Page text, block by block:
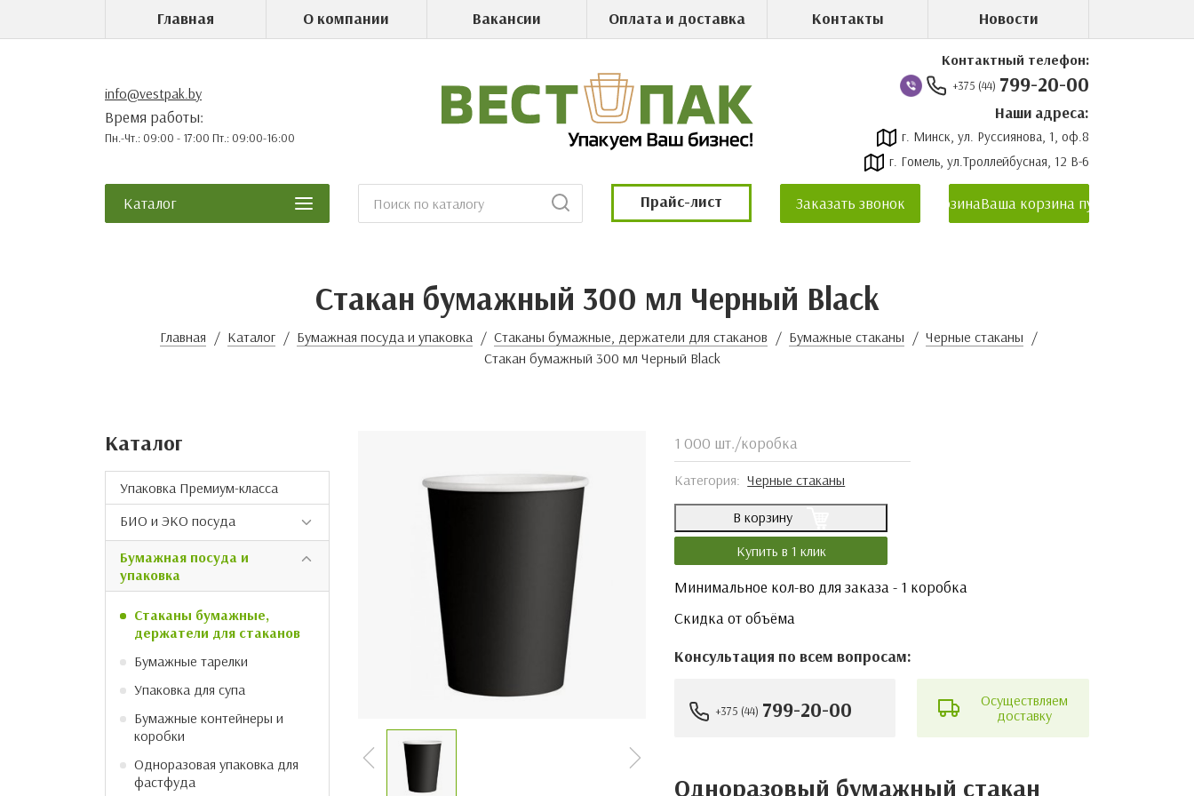
Главная О компании Вакансии Оплата и доставка Контакты Новости
info@vestpak.by
Время работы:
Пн.-Чт.: 09:00 - 17:00 Пт.: 09:00-16:00
Контактный телефон:
+375 (44) 799-20-00
Наши адреса:
г. Минск, ул. Руссиянова, 1, оф.8
г. Гомель, ул.Троллейбусная, 12 В-6
Каталог Прайс-лист Заказать звонок КорзинаВаша корзина пуста
Стакан бумажный 300 мл Черный Black
Главная Каталог Бумажная посуда и упаковка Стаканы бумажные, держатели для стаканов Бумажные стаканы
Черные стаканы
Стакан бумажный 300 мл Черный Black
Каталог
Упаковка Премиум-класса
БИО и ЭКО посуда
Эколотки
Экостаканы
Столовые приборы
Бумажная посуда и
упаковка
Стаканы бумажные,
держатели для стаканов
Бумажные тарелки
Упаковка для супа
Бумажные контейнеры и
коробки
Одноразовая упаковка для
фастфуда
1 000 шт./коробка
Категория: Черные стаканы
В корзину
Купить в 1 клик
Минимальное кол-во для заказа - 1 коробка
Скидка от объёма
Консультация по всем вопросам:
+375 (44) 799-20-00
Осуществляем
доставку
Одноразовый бумажный стакан